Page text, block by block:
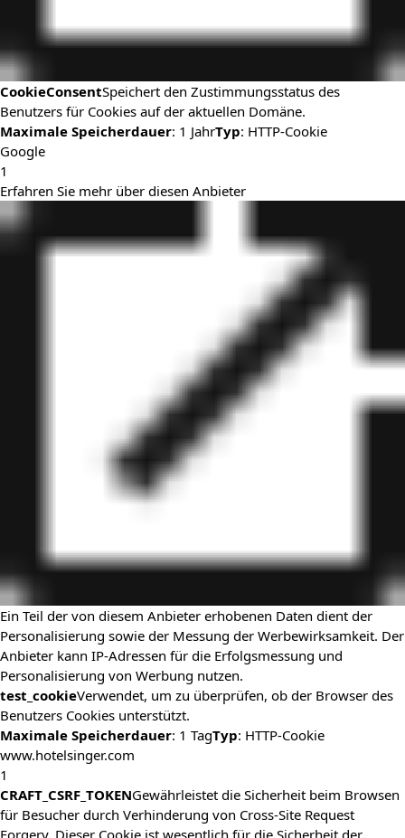
CookieConsentSpeichert den Zustimmungsstatus des
Benutzers für Cookies auf der aktuellen Domäne.
Maximale Speicherdauer: 1 JahrTyp: HTTP-Cookie
Google
1
Erfahren Sie mehr über diesen Anbieter
Ein Teil der von diesem Anbieter erhobenen Daten dient der
Personalisierung sowie der Messung der Werbewirksamkeit. Der
Anbieter kann IP-Adressen für die Erfolgsmessung und
Personalisierung von Werbung nutzen.
test_cookieVerwendet, um zu überprüfen, ob der Browser des
Benutzers Cookies unterstützt.
Maximale Speicherdauer: 1 TagTyp: HTTP-Cookie
www.hotelsinger.com
1
CRAFT_CSRF_TOKENGewährleistet die Sicherheit beim Browsen
für Besucher durch Verhinderung von Cross-Site Request